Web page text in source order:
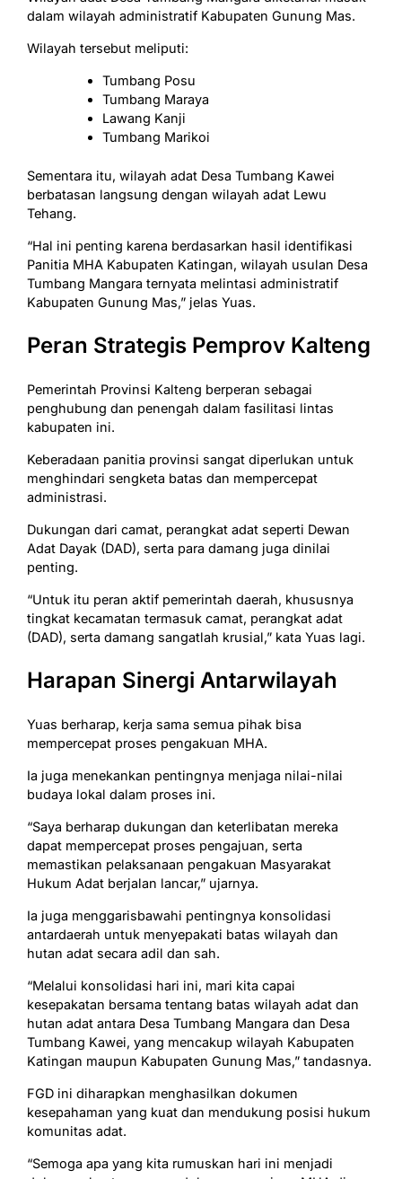
dalam wilayah administratif Kabupaten Gunung Mas.
Wilayah tersebut meliputi:
Tumbang Posu
Tumbang Maraya
Lawang Kanji
Tumbang Marikoi
Sementara itu, wilayah adat Desa Tumbang Kawei
berbatasan langsung dengan wilayah adat Lewu
Tehang.
“Hal ini penting karena berdasarkan hasil identifikasi
Panitia MHA Kabupaten Katingan, wilayah usulan Desa
Tumbang Mangara ternyata melintasi administratif
Kabupaten Gunung Mas,” jelas Yuas.
Peran Strategis Pemprov Kalteng
Pemerintah Provinsi Kalteng berperan sebagai
penghubung dan penengah dalam fasilitasi lintas
kabupaten ini.
Keberadaan panitia provinsi sangat diperlukan untuk
menghindari sengketa batas dan mempercepat
administrasi.
Dukungan dari camat, perangkat adat seperti Dewan
Adat Dayak (DAD), serta para damang juga dinilai
penting.
“Untuk itu peran aktif pemerintah daerah, khususnya
tingkat kecamatan termasuk camat, perangkat adat
(DAD), serta damang sangatlah krusial,” kata Yuas lagi.
Harapan Sinergi Antarwilayah
Yuas berharap, kerja sama semua pihak bisa
mempercepat proses pengakuan MHA.
Ia juga menekankan pentingnya menjaga nilai-nilai
budaya lokal dalam proses ini.
“Saya berharap dukungan dan keterlibatan mereka
dapat mempercepat proses pengajuan, serta
memastikan pelaksanaan pengakuan Masyarakat
Hukum Adat berjalan lancar,” ujarnya.
Ia juga menggarisbawahi pentingnya konsolidasi
antardaerah untuk menyepakati batas wilayah dan
hutan adat secara adil dan sah.
“Melalui konsolidasi hari ini, mari kita capai
kesepakatan bersama tentang batas wilayah adat dan
hutan adat antara Desa Tumbang Mangara dan Desa
Tumbang Kawei, yang mencakup wilayah Kabupaten
Katingan maupun Kabupaten Gunung Mas,” tandasnya.
FGD ini diharapkan menghasilkan dokumen
kesepahaman yang kuat dan mendukung posisi hukum
komunitas adat.
“Semoga apa yang kita rumuskan hari ini menjadi